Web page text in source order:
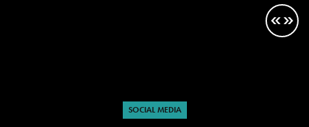
SOCIAL MEDIA